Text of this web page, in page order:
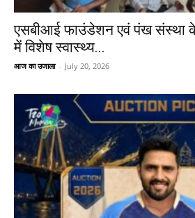
एसबीआई फाउंडेशन एवं पंख संस्था
में विशेष स्वास्थ्य...
आज का उजाला - July 20, 2026